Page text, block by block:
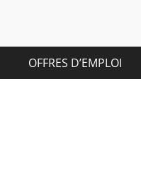
OFFRES D’EMPLOI